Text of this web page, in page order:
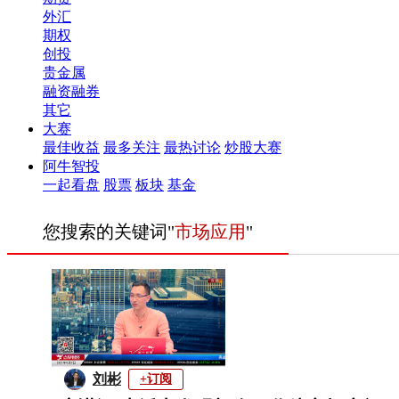
外汇
期权
创投
贵金属
融资融券
其它
大赛
最佳收益 最多关注 最热讨论 炒股大赛
阿牛智投
一起看盘 股票 板块 基金
您搜索的关键词"市场应用"
刘彬 +订阅